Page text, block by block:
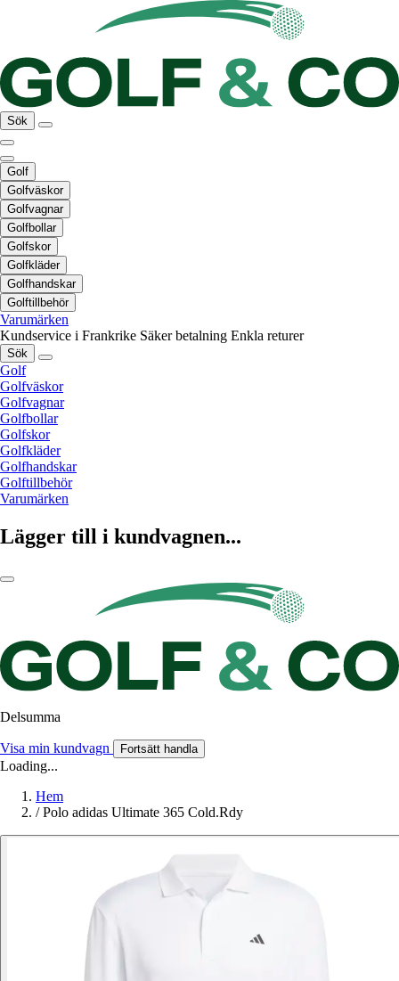
Sök
Golf
Golfväskor
Golfvagnar
Golfbollar
Golfskor
Golfkläder
Golfhandskar
Golftillbehör
Varumärken
Kundservice i Frankrike Säker betalning Enkla returer
Sök
Golf
Golfväskor
Golfvagnar
Golfbollar
Golfskor
Golfkläder
Golfhandskar
Golftillbehör
Varumärken
Lägger till i kundvagnen...
Delsumma
Visa min kundvagn Fortsätt handla
Loading...
Hem
/ Polo adidas Ultimate 365 Cold.Rdy